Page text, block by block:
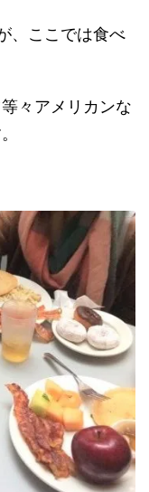
、ここでは食べ
々アメリカンな